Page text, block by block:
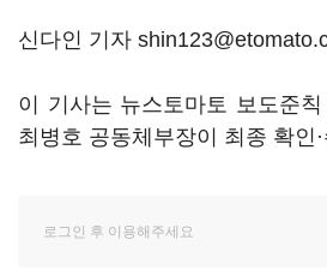
신다인 기자
이 기사는 뉴스토마토 보도준
최병호 공동체부장이 최종 확인